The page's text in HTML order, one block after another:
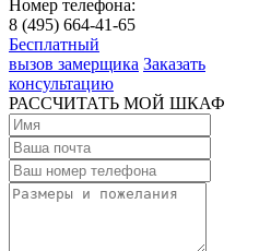
Номер телефона:
8 (495) 664-41-65
Бесплатный
вызов замерщика Заказать
консультацию
РАССЧИТАТЬ МОЙ ШКАФ